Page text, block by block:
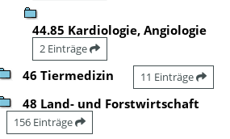
44.85 Kardiologie, Angiologie
2 Einträge
46 Tiermedizin 11 Einträge
48 Land- und Forstwirtschaft
156 Einträge